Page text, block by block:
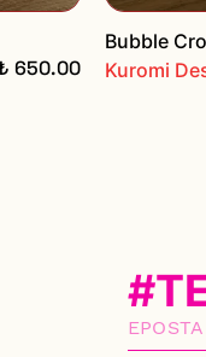
650.00
Bubble
Kuromi